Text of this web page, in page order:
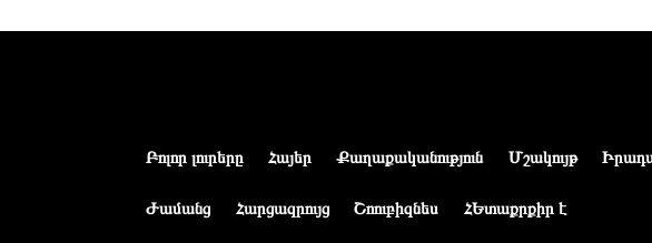
Բոլոր լուրերը Հայեր Քաղաքականություն Մշակույթ
Ժամանց Հարցազրույց Շոուբիզնես ՀԵտաքրքիր է